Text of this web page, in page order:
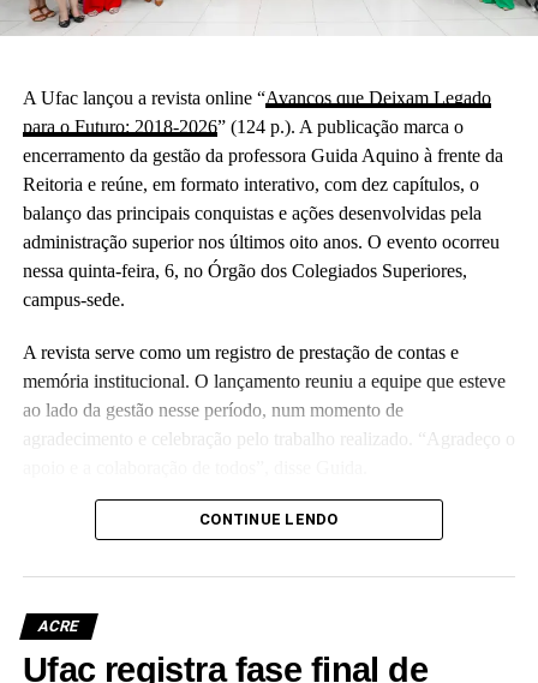
A Ufac lançou a revista online “Avanços que Deixam Legado
para o Futuro: 2018-2026” (124 p.). A publicação marca o
encerramento da gestão da professora Guida Aquino à frente da
Reitoria e reúne, em formato interativo, com dez capítulos, o
balanço das principais conquistas e ações desenvolvidas pela
administração superior nos últimos oito anos. O evento ocorreu
nessa quinta-feira, 6, no Órgão dos Colegiados Superiores,
campus-sede.
A revista serve como um registro de prestação de contas e
memória institucional. O lançamento reuniu a equipe que esteve
ao lado da gestão nesse período, num momento de
agradecimento e celebração pelo trabalho realizado. “Agradeço o
(Camila Barbosa, estagiária Ascom/Ufac)
CONTINUE LENDO
ACRE
Ufac registra fase final de